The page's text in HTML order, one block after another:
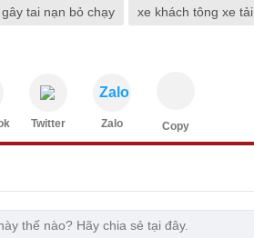
gây tai nạn bỏ chạy xe khách tông xe tải
Twitter
Zalo
Zalo Copy